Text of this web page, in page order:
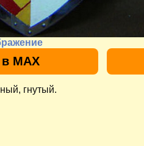
MAX
гнутый.